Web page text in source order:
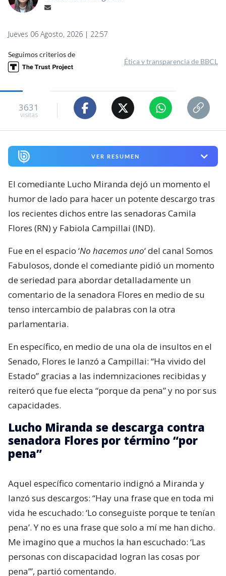
Jueves 06 Agosto, 2026 | 22:57
Seguimos criterios de
Ética y transparencia de BBCL
3631
visitas
VER RESUMEN
El comediante Lucho Miranda dejó un momento el
humor de lado para hacer un potente descargo tras
los recientes dichos entre las senadoras Camila
Flores (RN) y Fabiola Campillai (IND).
Fue en el espacio ‘No hacemos uno‘ del canal Somos
Fabulosos, donde el comediante pidió un momento
de seriedad para abordar detalladamente un
comentario de la senadora Flores en medio de su
tenso intercambio de palabras con la otra
parlamentaria.
En específico, en medio de una ola de insultos en el
Senado, Flores le lanzó a Campillai: “Ha vivido del
Estado” gracias a las indemnizaciones recibidas y
reiteró que fue electa “porque da pena” y no por sus
capacidades.
Lucho Miranda se descarga contra
senadora Flores por término “por
pena”
Aquel específico comentario indignó a Miranda y
lanzó sus descargos: “Hay una frase que en toda mi
vida he escuchado: ‘Lo conseguiste porque te tenían
pena’. Y no es una frase que solo a mí me han dicho.
Me imagino que a muchos la han escuchado: ‘Las
personas con discapacidad logran las cosas por
pena’”, partió comentando.